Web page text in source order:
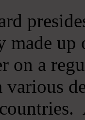
made
on a